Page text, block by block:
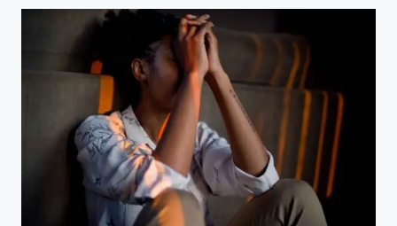
DISORDER
चिंता
विकार,
इसके
प्रकार,
लक्षण,
दुष्प्रभाव,
रोकथाम
एवं
उपचार
।